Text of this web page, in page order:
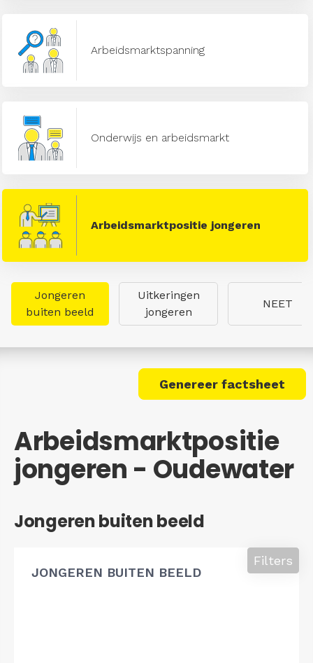
Arbeidsmarktspanning
Onderwijs en arbeidsmarkt
Arbeidsmarktpositie jongeren
Jongeren
buiten beeld
Uitkeringen
jongeren
NEET
Genereer factsheet
Arbeidsmarktpositie
jongeren - Oudewater
Jongeren buiten beeld
JONGEREN BUITEN BEELD
Filters